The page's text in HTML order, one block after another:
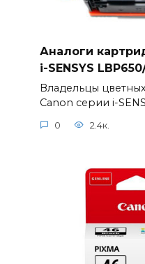
Аналоги
i-SENSYS
Владельцы
Canon серии i-
0 2.4к.